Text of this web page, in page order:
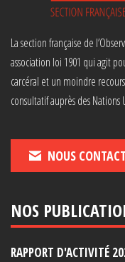
La section française de
association loi 1901 qui agit
carcéral et un moindre
consultatif auprès des Nations
NOUS
NOS
RAPPORT D'ACTIVITÉ